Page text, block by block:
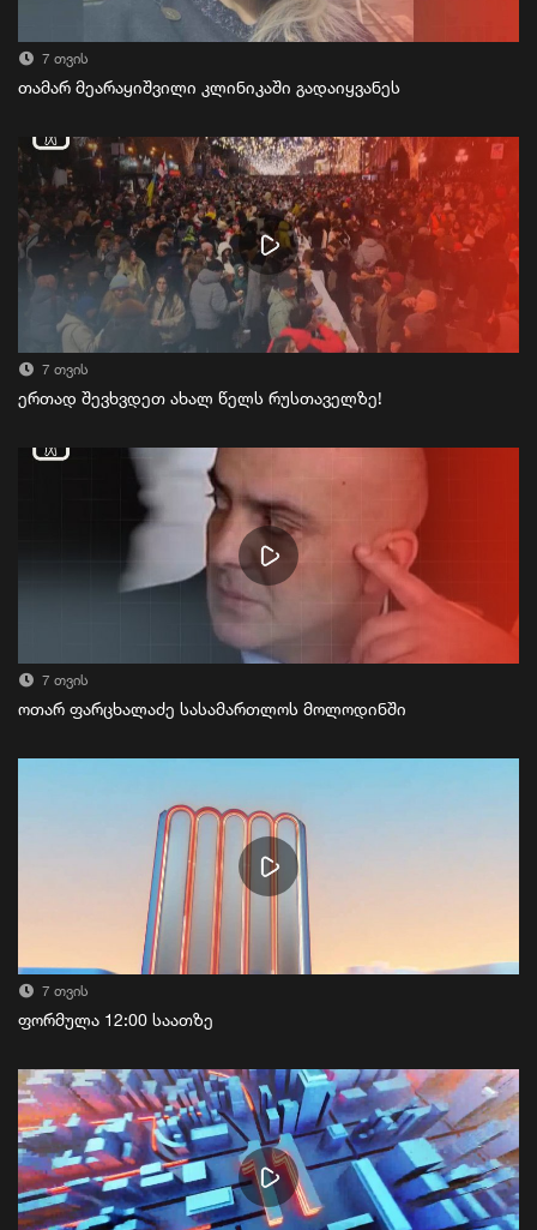
7 თვის
თამარ მეარაყიშვილი კლინიკაში გადაიყვანეს
7 თვის
ერთად შევხვდეთ ახალ წელს რუსთაველზე!
7 თვის
ოთარ ფარცხალაძე სასამართლოს მოლოდინში
7 თვის
ფორმულა 12:00 საათზე